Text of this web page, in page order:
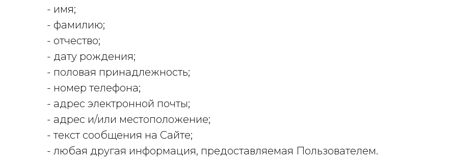
- имя;
- фамилию;
- отчество;
- дату рождения;
- половая принадлежность;
- номер телефона;
- адрес электронной почты;
- адрес и/или местоположение;
- текст сообщения на Сайте;
- любая другая информация, предоставляемая Пользователем.